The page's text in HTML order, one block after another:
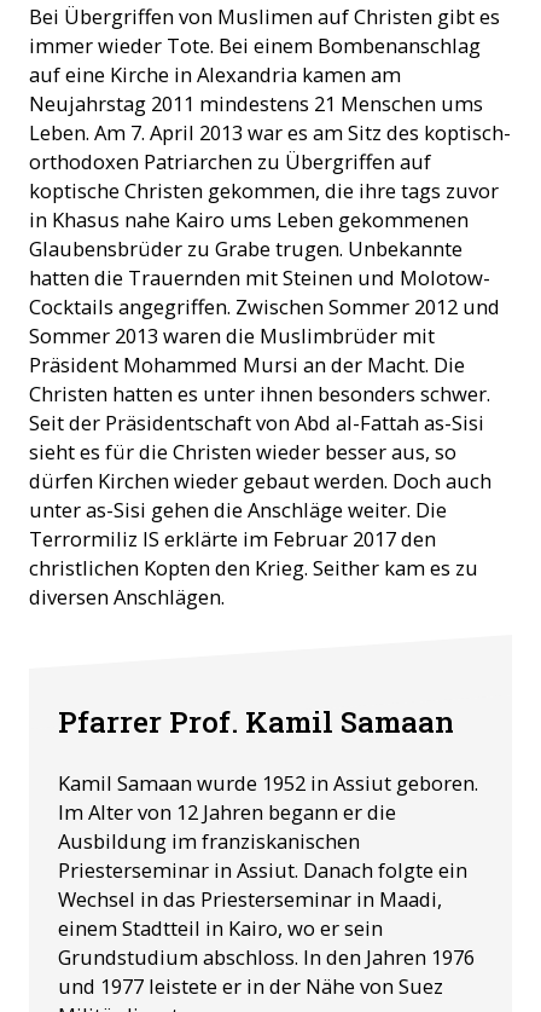
Bei Übergriffen von Muslimen auf Christen gibt es
immer wieder Tote. Bei einem Bombenanschlag
auf eine Kirche in Alexandria kamen am
Neujahrstag 2011 mindestens 21 Menschen ums
Leben. Am 7. April 2013 war es am Sitz des koptisch-
orthodoxen Patriarchen zu Übergriffen auf
koptische Christen gekommen, die ihre tags zuvor
in Khasus nahe Kairo ums Leben gekommenen
Glaubensbrüder zu Grabe trugen. Unbekannte
hatten die Trauernden mit Steinen und Molotow-
Cocktails angegriffen. Zwischen Sommer 2012 und
Sommer 2013 waren die Muslimbrüder mit
Präsident Mohammed Mursi an der Macht. Die
Christen hatten es unter ihnen besonders schwer.
Seit der Präsidentschaft von Abd al-Fattah as-Sisi
sieht es für die Christen wieder besser aus, so
dürfen Kirchen wieder gebaut werden. Doch auch
unter as-Sisi gehen die Anschläge weiter. Die
Terrormiliz IS erklärte im Februar 2017 den
christlichen Kopten den Krieg. Seither kam es zu
diversen Anschlägen.
Pfarrer Prof. Kamil Samaan
Kamil Samaan wurde 1952 in Assiut geboren.
Im Alter von 12 Jahren begann er die
Ausbildung im franziskanischen
Priesterseminar in Assiut. Danach folgte ein
Wechsel in das Priesterseminar in Maadi,
einem Stadtteil in Kairo, wo er sein
Grundstudium abschloss. In den Jahren 1976
und 1977 leistete er in der Nähe von Suez